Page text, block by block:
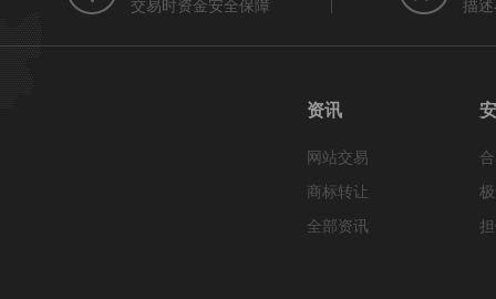
交易时资金安全保障 描
资讯
网站交易
商标转让
全部资讯